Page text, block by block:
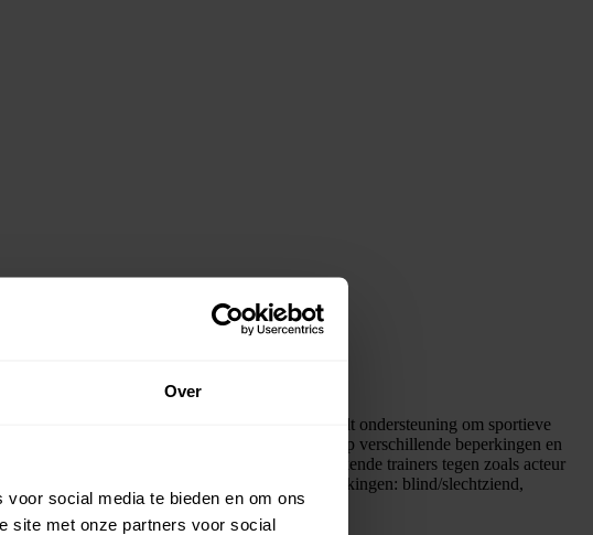
Over
social media te bieden en om ons
site met onze partners voor social
is ontworpen om barrières te doorbreken en biedt ondersteuning om sportieve
Deze workouts zijn specifiek afgestemd op verschillende beperkingen en
te bieden. Op Uniek Sporten Thuis kom je bekende trainers tegen zoals acteur
categorieën, gebaseerd op specifieke beperkingen: blind/slechtziend,
en doof/slechthorend.